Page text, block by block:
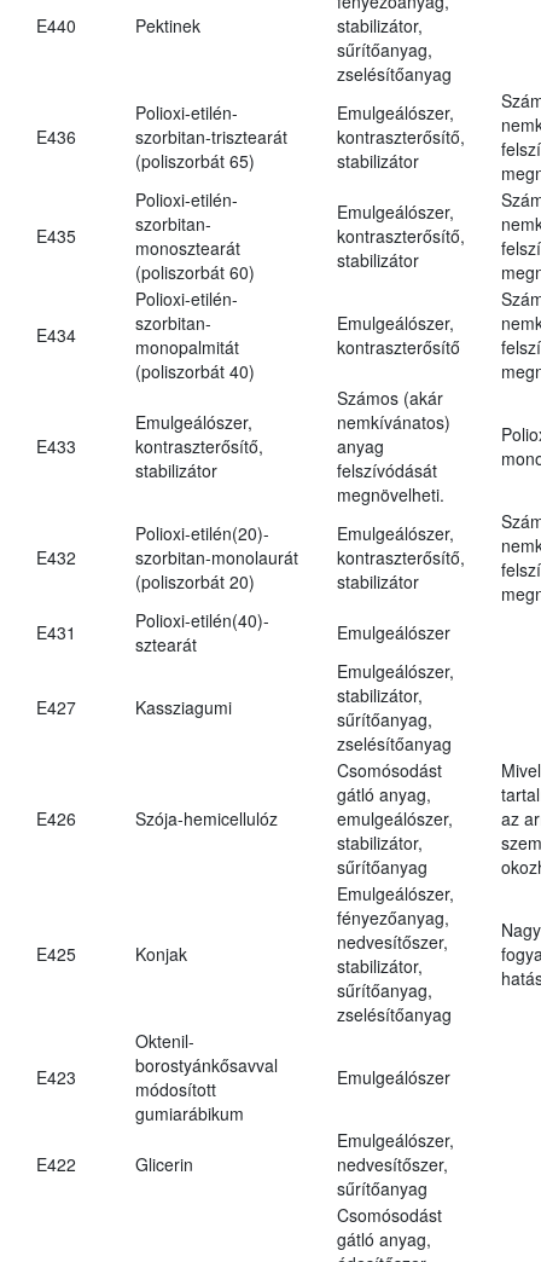
E440 Pektinek
stabilizátor,
sűrítőanyag,
zselésítőanyag
E436
Polioxi-etilén-
szorbitan-trisztearát
(poliszorbát 65)
Emulgeálószer,
kontraszterősítő,
stabilizátor
E435
Polioxi-etilén-
szorbitan-
monosztearát
(poliszorbát 60)
Emulgeálószer,
kontraszterősítő,
stabilizátor
E434
Polioxi-etilén-
szorbitan-
monopalmitát
(poliszorbát 40)
Emulgeálószer,
kontraszterősítő
E433
Emulgeálószer,
kontraszterősítő,
stabilizátor
Számos (akár
nemkívánatos)
anyag
felszívódását
megnövelheti.
E432
Polioxi-etilén(20)-
szorbitan-monolaurát
(poliszorbát 20)
Emulgeálószer,
kontraszterősítő,
stabilizátor
E431
Polioxi-etilén(40)-
sztearát
Emulgeálószer
E427 Kassziagumi
Emulgeálószer,
stabilizátor,
sűrítőanyag,
zselésítőanyag
E426 Szója-hemicellulóz
Csomósodást
gátló anyag,
emulgeálószer,
stabilizátor,
sűrítőanyag
az
E425 Konjak
Emulgeálószer,
fényezőanyag,
nedvesítőszer,
stabilizátor,
sűrítőanyag,
zselésítőanyag
E423
Oktenil-
borostyánkősavval
módosított
gumiarábikum
Emulgeálószer
E422 Glicerin
Emulgeálószer,
nedvesítőszer,
sűrítőanyag
Csomósodást
gátló anyag,